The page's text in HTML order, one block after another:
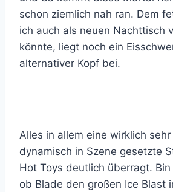
schon ziemlich nah ran. Dem
ich auch als neuen Nachttisch
könnte, liegt noch ein
alternativer Kopf bei.
Alles in allem eine wirklich
dynamisch in Szene gesetzte
Hot Toys deutlich überragt.
ob Blade den großen Ice Blast